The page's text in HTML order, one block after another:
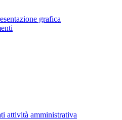
grafica
attività amministrativa